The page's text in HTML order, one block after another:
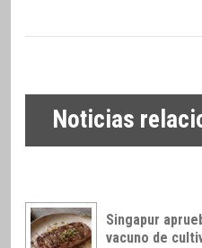
Noticias
Singapur
vacuno de